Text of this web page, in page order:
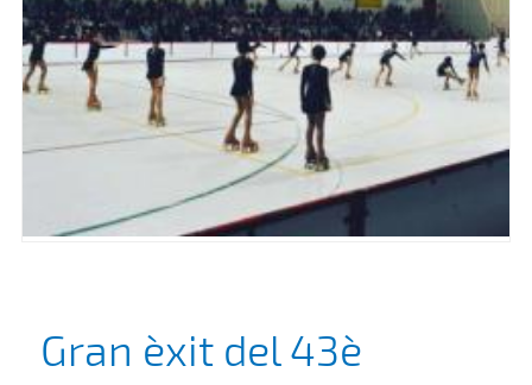
Gran èxit del 43è